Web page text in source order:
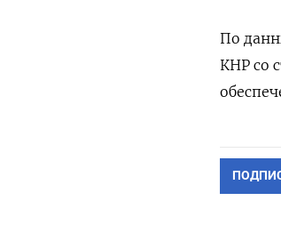
По
КНР со